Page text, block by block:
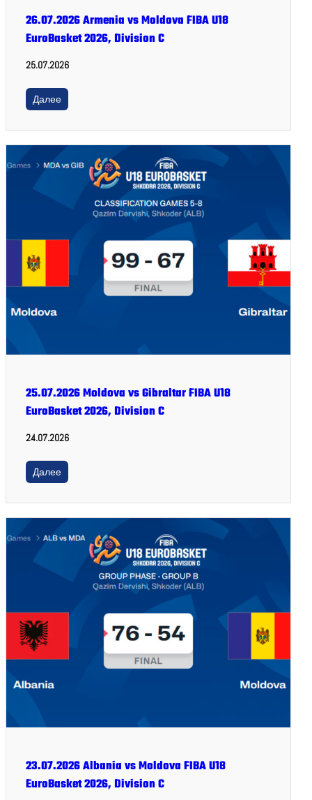
26.07.2026 Armenia vs Moldova FIBA U18
EuroBasket 2026, Division C
25.07.2026
Далее
25.07.2026 Moldova vs Gibraltar FIBA U18
EuroBasket 2026, Division C
24.07.2026
Далее
23.07.2026 Albania vs Moldova FIBA U18
EuroBasket 2026, Division C